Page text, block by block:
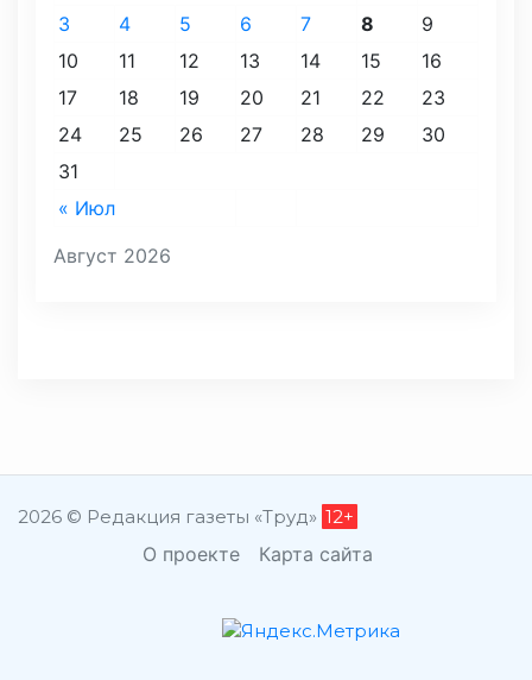
Август 2026
« Июл
3
4 5 6 7 8
9
10
11 12 13 14 15
16
17
18 19 20 21 22
23
24
25 26 27 28 29
30
31
2026 © Редакция газеты «Труд» 12+
О проекте Карта сайта